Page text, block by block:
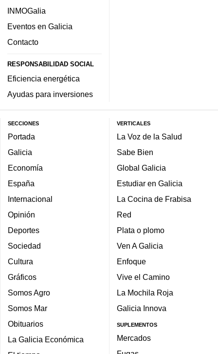
INMOGalia
Eventos en Galicia
Contacto
RESPONSABILIDAD SOCIAL
Eficiencia energética
Ayudas para inversiones
SECCIONES
Portada
Galicia
Economía
España
Internacional
Opinión
Deportes
Sociedad
Cultura
Gráficos
Somos Agro
Somos Mar
Obituarios
La Galicia Económica
VERTICALES
La Voz de la Salud
Sabe Bien
Global Galicia
Estudiar en Galicia
La Cocina de Frabisa
Red
Plata o plomo
Ven A Galicia
Enfoque
Vive el Camino
La Mochila Roja
Galicia Innova
SUPLEMENTOS
Mercados